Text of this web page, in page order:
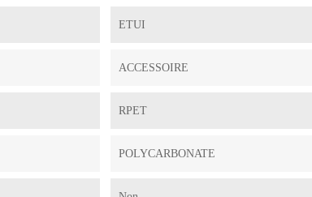
ETUI
ACCESSOIRE
RPET
POLYCARBONATE